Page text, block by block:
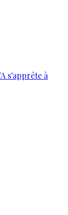
s'apprête à